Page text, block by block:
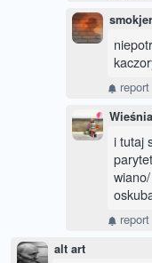
report
i tutaj
report
alt art